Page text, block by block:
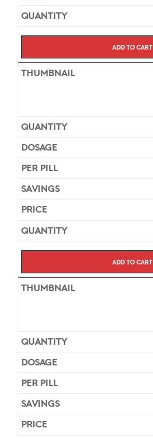
Add to cart
Add to cart